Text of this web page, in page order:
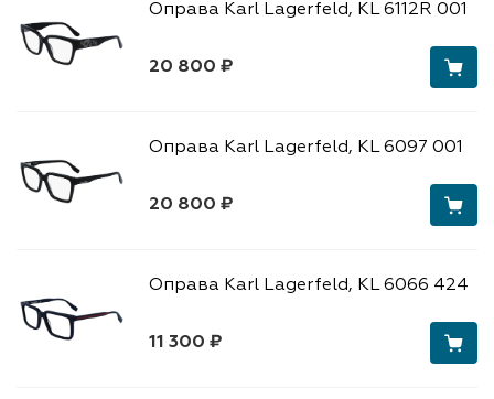
20 800 ₽
Оправа Karl Lagerfeld, KL 6112R 001
20 800 ₽
Оправа Karl Lagerfeld, KL 6097 001
11 300 ₽
Оправа Karl Lagerfeld, KL 6066 424